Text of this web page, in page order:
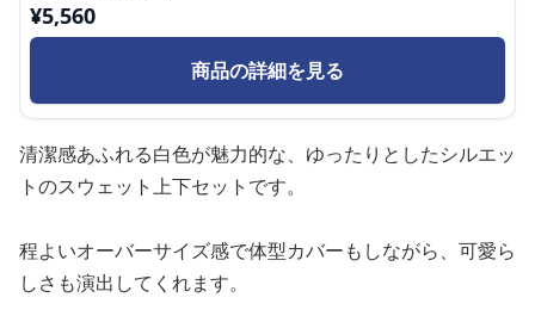
¥5,560
商品の詳細を見る
清潔感あふれる白色が魅力的な、ゆったりとしたシルエッ
トのスウェット上下セットです。
程よいオーバーサイズ感で体型カバーもしながら、可愛ら
しさも演出してくれます。